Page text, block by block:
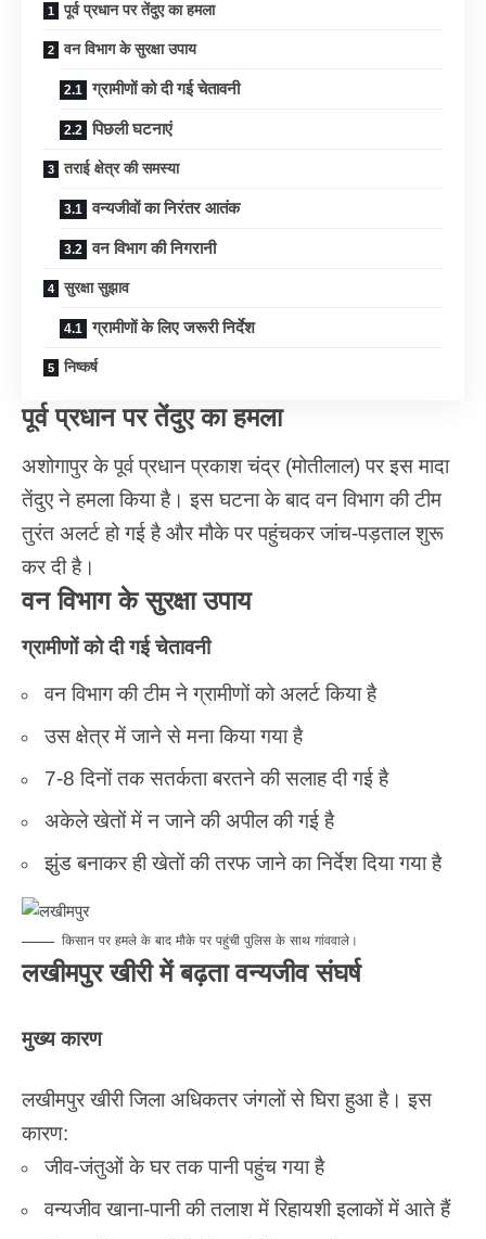
पूर्व प्रधान पर तेंदुए का हमला
वन विभाग के सुरक्षा उपाय
ग्रामीणों को दी गई चेतावनी
पिछली घटनाएं
तराई क्षेत्र की समस्या
वन्यजीवों का निरंतर आतंक
वन विभाग की निगरानी
सुरक्षा सुझाव
ग्रामीणों के लिए जरूरी निर्देश
निष्कर्ष
पूर्व प्रधान पर तेंदुए का हमला
अशोगापुर के पूर्व प्रधान प्रकाश चंद्र (मोतीलाल) पर इस मादा
तेंदुए ने हमला किया है। इस घटना के बाद वन विभाग की टीम
तुरंत अलर्ट हो गई है और मौके पर पहुंचकर जांच-पड़ताल शुरू
कर दी है।
वन विभाग के सुरक्षा उपाय
ग्रामीणों को दी गई चेतावनी
वन विभाग की टीम ने ग्रामीणों को अलर्ट किया है
उस क्षेत्र में जाने से मना किया गया है
7-8 दिनों तक सतर्कता बरतने की सलाह दी गई है
अकेले खेतों में न जाने की अपील की गई है
झुंड बनाकर ही खेतों की तरफ जाने का निर्देश दिया गया है
किसान पर हमले के बाद मौके पर पहुंची पुलिस के साथ गांववाले।
लखीमपुर खीरी में बढ़ता वन्यजीव संघर्ष
मुख्य कारण
लखीमपुर खीरी जिला अधिकतर जंगलों से घिरा हुआ है। इस
कारण:
जीव-जंतुओं के घर तक पानी पहुंच गया है
वन्यजीव खाना-पानी की तलाश में रिहायशी इलाकों में आते हैं